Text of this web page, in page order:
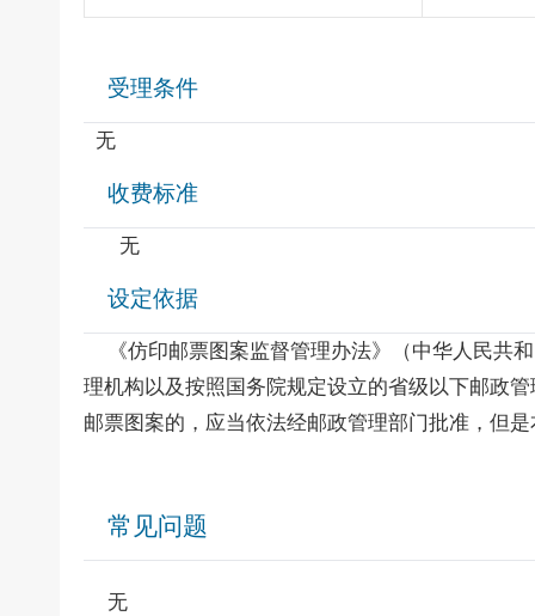
受理条件
无
收费标准
无
设定依据
《仿印邮票图案监督管理办法》（中华人民共
理机构以及按照国务院规定设立的省级以下邮政
邮票图案的，应当依法经邮政管理部门批准，但
常见问题
无